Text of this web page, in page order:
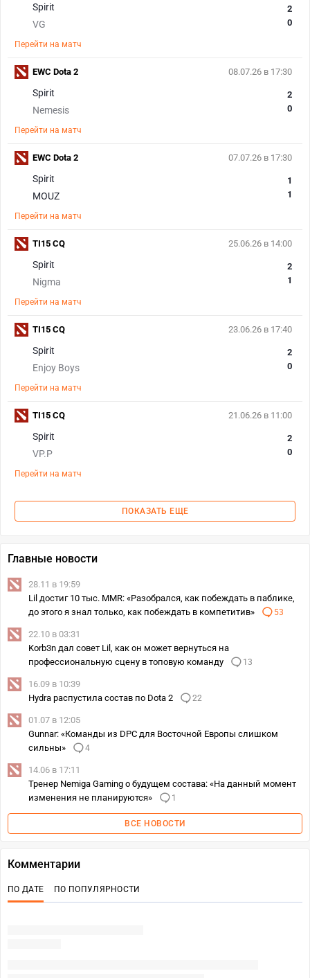
Spirit
VG
2
0
Перейти на матч
08.07.26 в 17:30
Spirit
Nemesis
2
0
Перейти на матч
EWC Dota 2
07.07.26 в 17:30
Spirit
MOUZ
1
1
Перейти на матч
EWC Dota 2
25.06.26 в 14:00
Spirit
Nigma
2
1
Перейти на матч
TI15 CQ
23.06.26 в 17:40
Spirit
Enjoy Boys
2
0
Перейти на матч
TI15 CQ
21.06.26 в 11:00
Spirit
VP.P
2
0
Перейти на матч
TI15 CQ
ПОКАЗАТЬ ЕЩЕ
Главные новости
28.11 в 19:59
Lil достиг 10 тыс. MMR: «Разобрался, как побеждать в паблике,
до этого я знал только, как побеждать в компетитив»
53
22.10 в 03:31
Korb3n дал совет Lil, как он может вернуться на
профессиональную сцену в топовую команду
13
16.09 в 10:39
Hydra распустила состав по Dota 2
22
01.07 в 12:05
Gunnar: «Команды из DPC для Восточной Европы слишком
сильны»
4
14.06 в 17:11
Тренер Nemiga Gaming о будущем состава: «На данный момент
изменения не планируются»
1
ВСЕ НОВОСТИ
Комментарии
ПО ДАТЕ ПО ПОПУЛЯРНОСТИ